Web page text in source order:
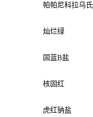
帕帕尼科拉乌
灿烂绿
固蓝B盐
核固红
虎红钠盐